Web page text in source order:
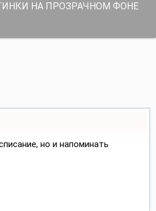
НА ПРОЗРАЧНОМ ФОНЕ
но и напоминать